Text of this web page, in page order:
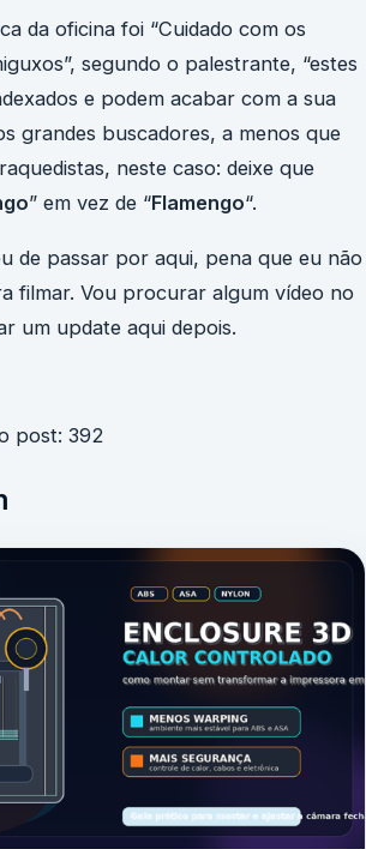
da oficina foi “Cuidado com os
segundo o palestrante, “estes
e podem acabar com a sua
grandes buscadores, a menos que
neste caso: deixe que
” em vez de “Flamengo“.
de passar por aqui, pena que eu não
filmar. Vou procurar algum vídeo no
um update aqui depois.
post: 392